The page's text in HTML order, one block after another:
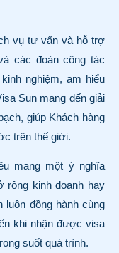
vụ tư vấn và hỗ trợ
các đoàn công tác
nghiệm, am hiểu
Sun mang đến giải
giúp Khách hàng
trên thế giới.
mang một ý nghĩa
rộng kinh doanh hay
đồng hành cùng
khi nhận được visa
suốt quá trình.